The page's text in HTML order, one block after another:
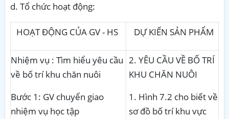
d. Tổ chức hoạt động:
HOẠT ĐỘNG CỦA GV - HS DỰ KIẾN SẢN PHẨM
Nhiệm vụ : Tìm hiểu yêu cầu
về bố trí khu chăn nuôi
Bước 1: GV chuyển giao
nhiệm vụ học tập
2. YÊU CẦU VỀ BỐ TRÍ
KHU CHĂN NUÔI
1. Hình 7.2 cho biết về
sơ đồ bố trí khu vực